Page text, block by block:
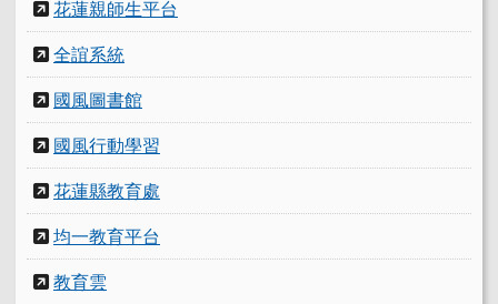
花蓮親師生平台
全誼系統
國風圖書館
國風行動學習
花蓮縣教育處
均一教育平台
教育雲